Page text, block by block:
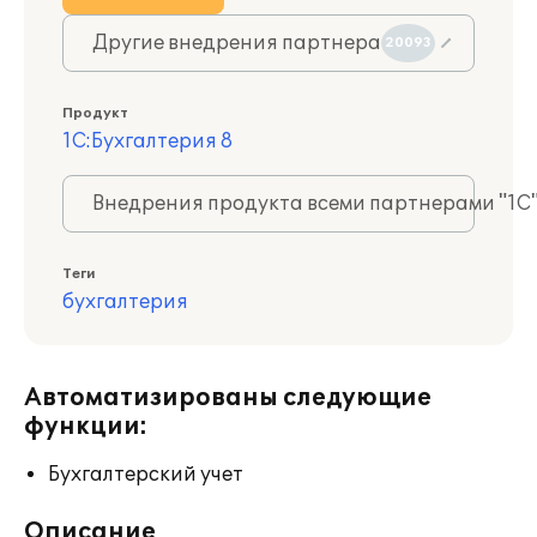
Другие внедрения партнера 20093
Продукт
1С:Бухгалтерия 8
Внедрения продукта всеми партнерами
Теги
бухгалтерия
Автоматизированы следующие
функции:
Бухгалтерский учет